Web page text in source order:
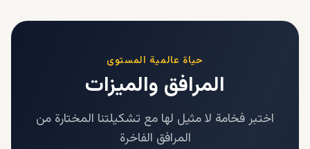
حياة عالمية المستوى
المرافق والميزات
اختبر فخامة لا مثيل لها مع تشكيلتنا المختارة من
المرافق الفاخرة